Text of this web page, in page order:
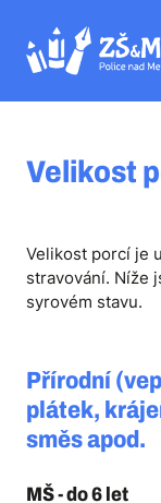
Velikost
Velikost porcí je
stravování. Níže
syrovém stavu.
Přírodní
plátek,
směs apod.
MŠ - do 6 let